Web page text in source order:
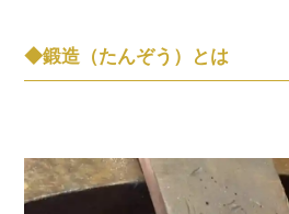
◆鍛造（たんぞう）とは